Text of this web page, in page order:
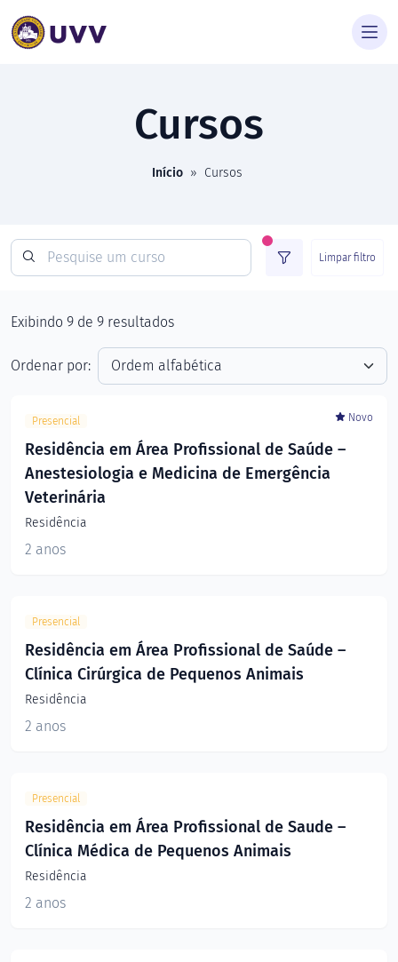
Cursos
Início » Cursos
Limpar filtro
Exibindo 9 de 9 resultados
Ordenar por:
Presencial Novo
Residência em Área Profissional de Saúde –
Anestesiologia e Medicina de Emergência
Veterinária
Residência
2 anos
Presencial
Residência em Área Profissional de Saúde –
Clínica Cirúrgica de Pequenos Animais
Residência
2 anos
Presencial
Residência em Área Profissional de Saude –
Clínica Médica de Pequenos Animais
Residência
2 anos